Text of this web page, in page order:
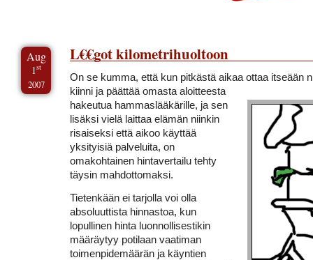
Aug
1st
2007
L€€got kilometrihuoltoon
On se kumma, että kun pitkästä aikaa ottaa itseään
kiinni ja päättää omasta aloitteesta
hakeutua hammaslääkärille, ja sen
lisäksi vielä laittaa elämän niinkin
risaiseksi että aikoo käyttää
yksityisiä palveluita, on
omakohtainen hintavertailu tehty
täysin mahdottomaksi.
Tietenkään ei tarjolla voi olla
absoluuttista hinnastoa, kun
lopullinen hinta luonnollisestikin
määräytyy potilaan vaatiman
toimenpidemäärän ja käyntien